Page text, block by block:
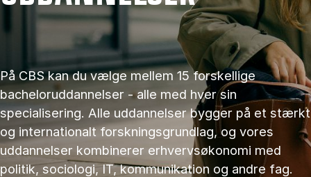
På CBS kan du vælge mellem 15 forskellige
bacheloruddannelser - alle med hver sin
specialisering. Alle uddannelser bygger på et stærkt
og internationalt forskningsgrundlag, og vores
uddannelser kombinerer erhvervsøkonomi med
politik, sociologi, IT, kommunikation og andre fag.